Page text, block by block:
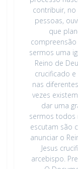
contribuir,
pessoas,
que
sermos uma
Reino de
crucificado
nas
vezes
dar uma
sermos todos
escutam são
anunciar o
Jesus
arcebispo.